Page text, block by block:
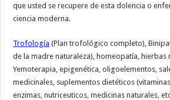
que usted se recupere de esta dolencia o
ciencia moderna.
Trofología (Plan trofológico completo),
de la madre naturaleza), homeopatía, hierbas
Yemoterapia, epigenética, oligoelementos,
medicinales, suplementos dietéticos
enzimas, nutriceuticos, medicinas naturales,